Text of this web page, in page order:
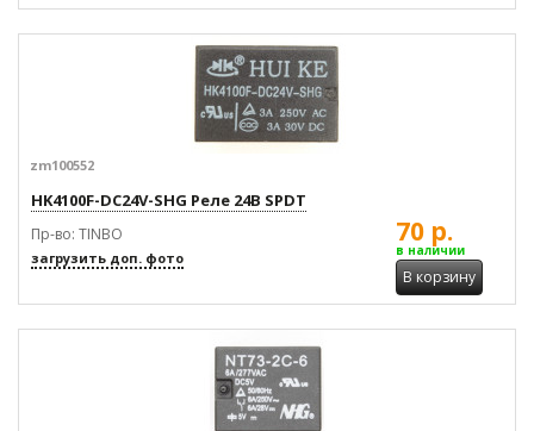
zm100552
HK4100F-DC24V-SHG Реле 24В SPDT
Пр-во: TINBO
загрузить доп. фото
70 р.
в наличии
В корзину